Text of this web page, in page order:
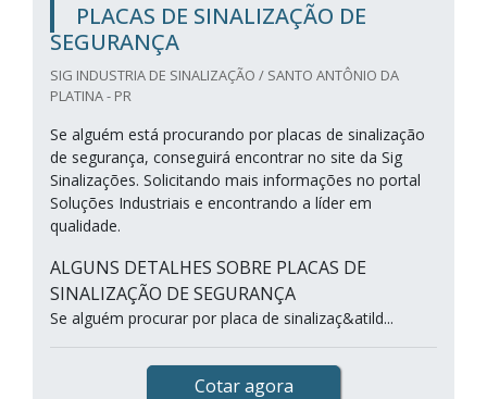
PLACAS DE SINALIZAÇÃO DE
SEGURANÇA
SIG INDUSTRIA DE SINALIZAÇÃO / SANTO ANTÔNIO DA
PLATINA - PR
Se alguém está procurando por placas de sinalização
de segurança, conseguirá encontrar no site da Sig
Sinalizações. Solicitando mais informações no portal
Soluções Industriais e encontrando a líder em
qualidade.
ALGUNS DETALHES SOBRE PLACAS DE
SINALIZAÇÃO DE SEGURANÇA
Se alguém procurar por placa de sinalizaç&atild...
Cotar agora